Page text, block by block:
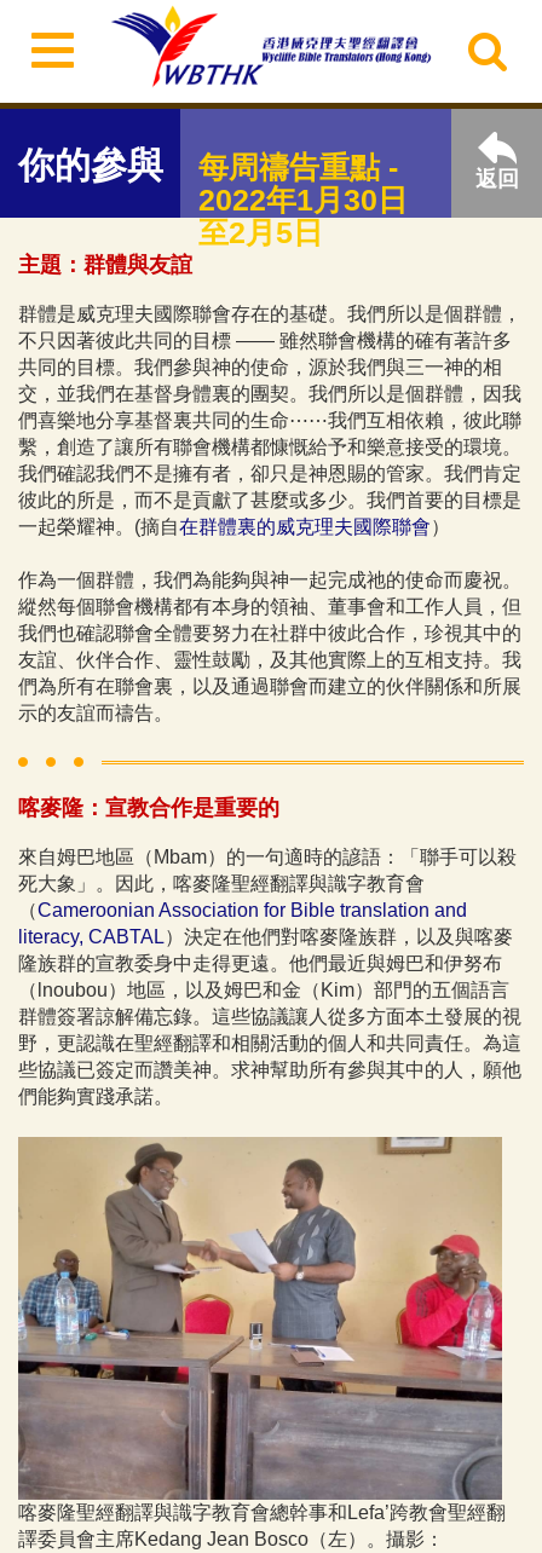
你的參與
每周禱告重點 -
2022年1月30日
至2月5日
返回
主題：群體與友誼
群體是威克理夫國際聯會存在的基礎。我們所以是個群體，
不只因著彼此共同的目標 —— 雖然聯會機構的確有著許多
共同的目標。我們參與神的使命，源於我們與三一神的相
交，並我們在基督身體裏的團契。我們所以是個群體，因我
們喜樂地分享基督裏共同的生命⋯⋯我們互相依賴，彼此聯
繫，創造了讓所有聯會機構都慷慨給予和樂意接受的環境。
我們確認我們不是擁有者，卻只是神恩賜的管家。我們肯定
彼此的所是，而不是貢獻了甚麼或多少。我們首要的目標是
一起榮耀神。(摘自在群體裏的威克理夫國際聯會）
作為一個群體，我們為能夠與神一起完成祂的使命而慶祝。
縱然每個聯會機構都有本身的領袖、董事會和工作人員，但
我們也確認聯會全體要努力在社群中彼此合作，珍視其中的
友誼、伙伴合作、靈性鼓勵，及其他實際上的互相支持。我
們為所有在聯會裏，以及通過聯會而建立的伙伴關係和所展
示的友誼而禱告。
喀麥隆：宣教合作是重要的
來自姆巴地區（Mbam）的一句適時的諺語：「聯手可以殺
死大象」。因此，喀麥隆聖經翻譯與識字教育會
（Cameroonian Association for Bible translation and
literacy, CABTAL）決定在他們對喀麥隆族群，以及與喀麥
隆族群的宣教委身中走得更遠。他們最近與姆巴和伊努布
（lnoubou）地區，以及姆巴和金（Kim）部門的五個語言
群體簽署諒解備忘錄。這些協議讓人從多方面本土發展的視
野，更認識在聖經翻譯和相關活動的個人和共同責任。為這
些協議已簽定而讚美神。求神幫助所有參與其中的人，願他
們能夠實踐承諾。
喀麥隆聖經翻譯與識字教育會總幹事和Lefa’跨教會聖經翻
譯委員會主席Kedang Jean Bosco（左）。攝影：